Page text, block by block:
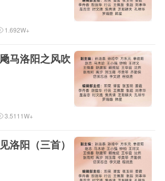
1.692W+
马洛阳之风吹
3.5111W+
洛阳（三首）